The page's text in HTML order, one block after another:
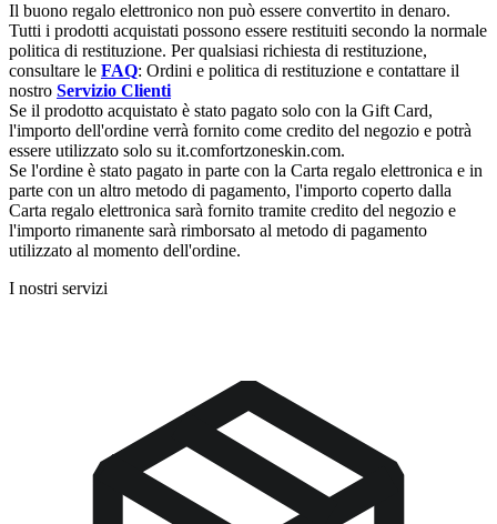
Il buono regalo elettronico non può essere convertito in denaro.
Tutti i prodotti acquistati possono essere restituiti secondo la normale
politica di restituzione. Per qualsiasi richiesta di restituzione,
consultare le FAQ: Ordini e politica di restituzione e contattare il
nostro Servizio Clienti
Se il prodotto acquistato è stato pagato solo con la Gift Card,
l'importo dell'ordine verrà fornito come credito del negozio e potrà
essere utilizzato solo su it.comfortzoneskin.com.
Se l'ordine è stato pagato in parte con la Carta regalo elettronica e in
parte con un altro metodo di pagamento, l'importo coperto dalla
Carta regalo elettronica sarà fornito tramite credito del negozio e
l'importo rimanente sarà rimborsato al metodo di pagamento
utilizzato al momento dell'ordine.
I nostri servizi